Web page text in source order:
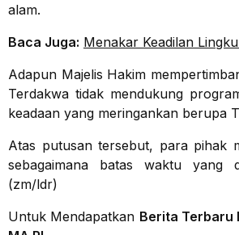
alam.
Baca Juga: Menakar Keadilan
Adapun Majelis Hakim
Terdakwa tidak mendukung
keadaan yang meringankan berupa
Atas putusan tersebut, para pihak
sebagaimana batas waktu yang
(zm/ldr)
Untuk Mendapatkan Berita Terbaru